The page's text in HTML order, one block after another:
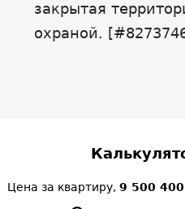
закрытая
охраной.
Цена за квартиру, 9 500